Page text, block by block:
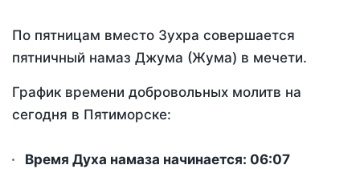
По пятницам вместо Зухра совершается
пятничный намаз Джума (Жума) в мечети.
График времени добровольных молитв на
сегодня в Пятиморске:
Время Духа намаза начинается: 06:07